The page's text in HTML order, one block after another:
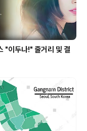
"이두나!" 줄거리 및 결